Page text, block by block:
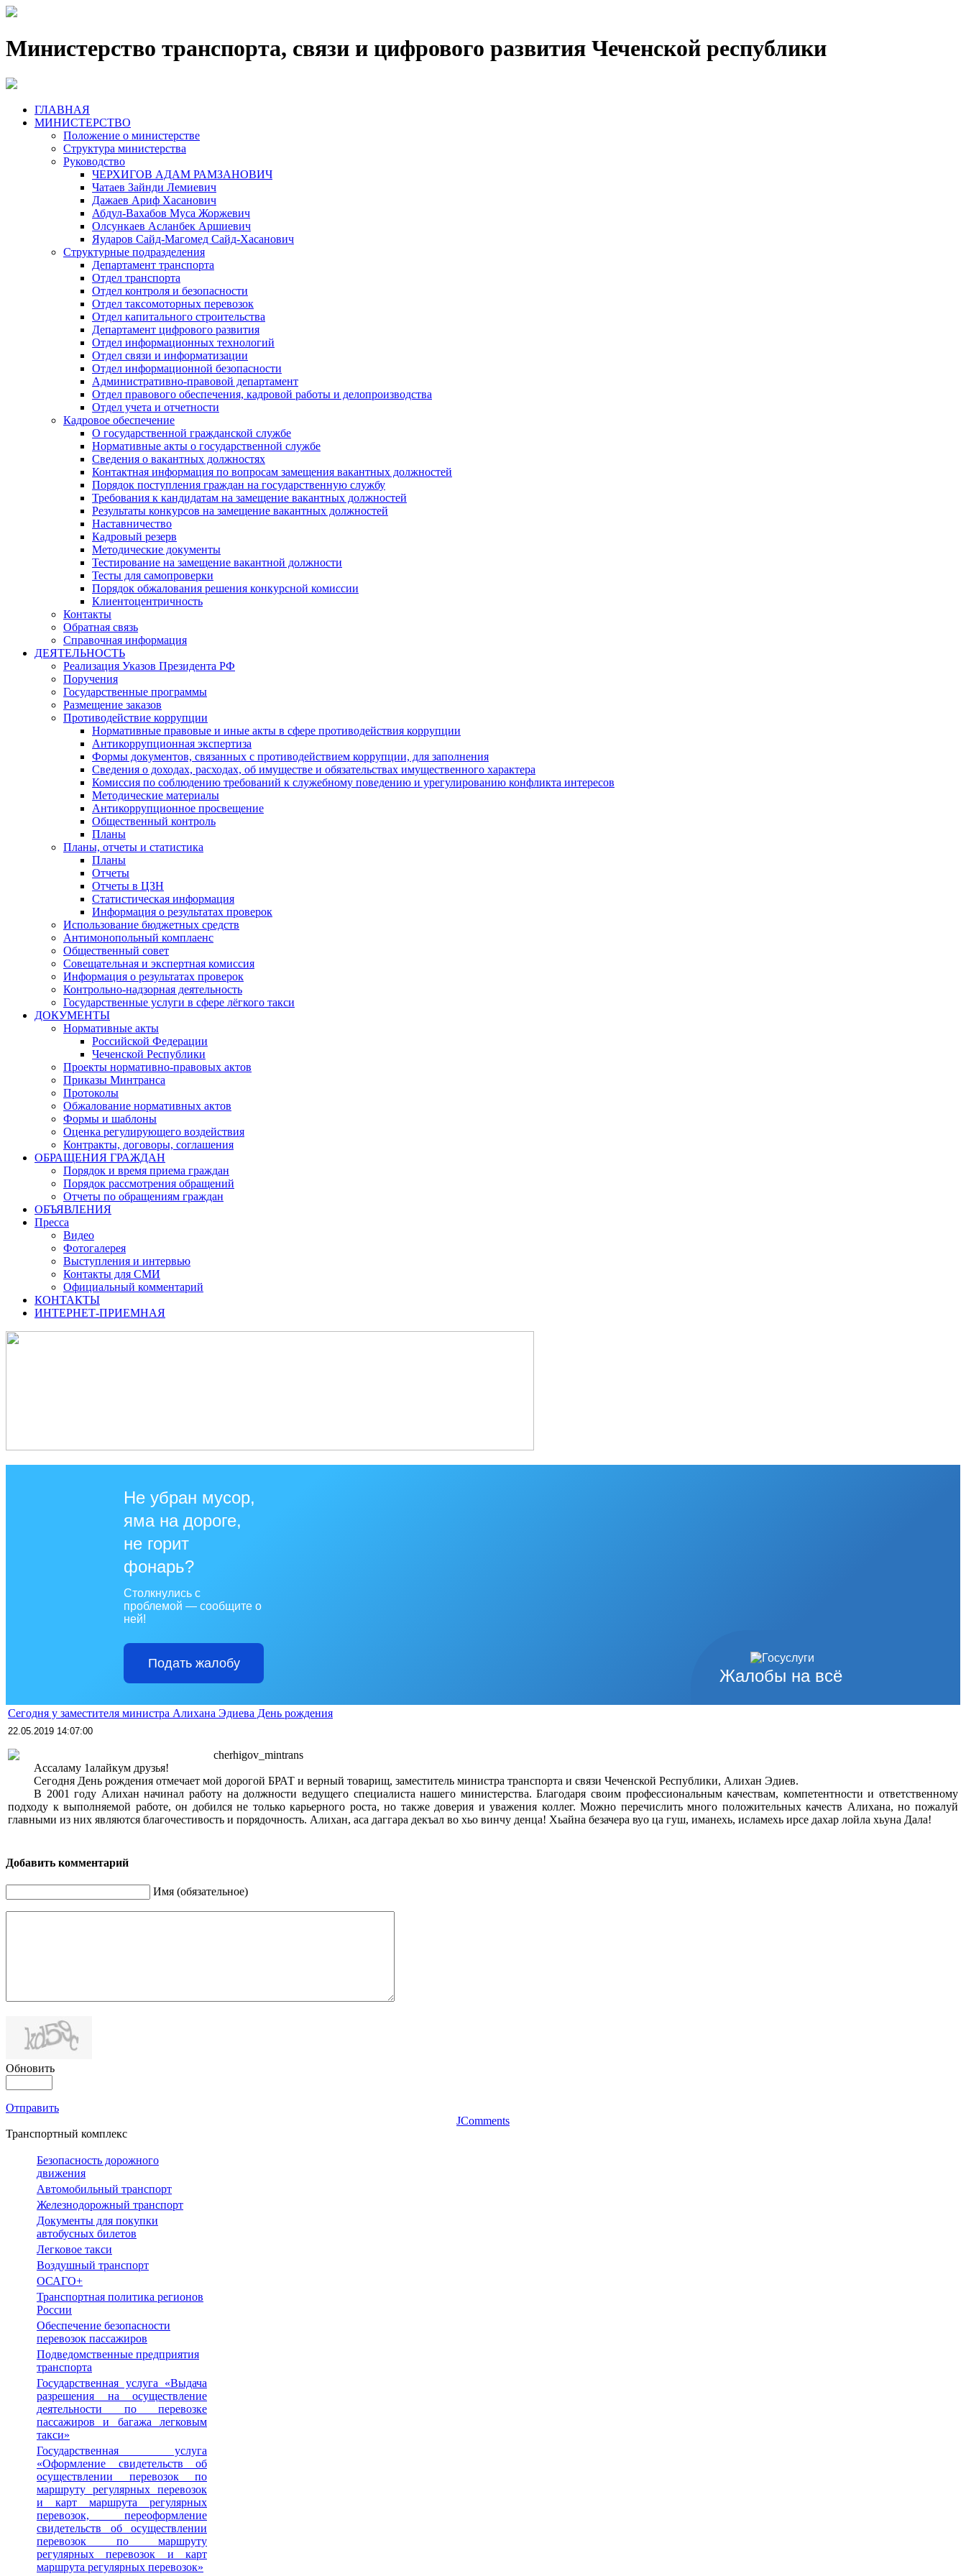
Министерство транспорта, связи и цифрового развития Чеченской республики
ГЛАВНАЯ
МИНИСТЕРСТВО
Положение о министерстве
Структура министерства
Руководство
ЧЕРХИГОВ АДАМ РАМЗАНОВИЧ
Чатаев Зайнди Лемиевич
Дажаев Ариф Хасанович
Абдул-Вахабов Муса Жоржевич
Олсункаев Асланбек Аршиевич
Яударов Сайд-Магомед Сайд-Хасанович
Структурные подразделения
Департамент транспорта
Отдел транспорта
Отдел контроля и безопасности
Отдел таксомоторных перевозок
Отдел капитального строительства
Департамент цифрового развития
Отдел информационных технологий
Отдел связи и информатизации
Отдел информационной безопасности
Административно-правовой департамент
Отдел правового обеспечения, кадровой работы и делопроизводства
Отдел учета и отчетности
Кадровое обеспечение
О государственной гражданской службе
Нормативные акты о государственной службе
Сведения о вакантных должностях
Контактная информация по вопросам замещения вакантных должностей
Порядок поступления граждан на государственную службу
Требования к кандидатам на замещение вакантных должностей
Результаты конкурсов на замещение вакантных должностей
Наставничество
Кадровый резерв
Методические документы
Тестирование на замещение вакантной должности
Тесты для самопроверки
Порядок обжалования решения конкурсной комиссии
Клиентоцентричность
Контакты
Обратная связь
Справочная информация
ДЕЯТЕЛЬНОСТЬ
Реализация Указов Президента РФ
Поручения
Государственные программы
Размещение заказов
Противодействие коррупции
Нормативные правовые и иные акты в сфере противодействия коррупции
Антикоррупционная экспертиза
Формы документов, связанных с противодействием коррупции, для заполнения
Сведения о доходах, расходах, об имуществе и обязательствах имущественного характера
Комиссия по соблюдению требований к служебному поведению и урегулированию конфликта интересов
Методические материалы
Антикоррупционное просвещение
Общественный контроль
Планы
Планы, отчеты и статистика
Планы
Отчеты
Отчеты в ЦЗН
Статистическая информация
Информация о результатах проверок
Использование бюджетных средств
Антимонопольный комплаенс
Общественный совет
Совещательная и экспертная комиссия
Информация о результатах проверок
Контрольно-надзорная деятельность
Государственные услуги в сфере лёгкого такси
ДОКУМЕНТЫ
Нормативные акты
Российской Федерации
Чеченской Республики
Проекты нормативно-правовых актов
Приказы Минтранса
Протоколы
Обжалование нормативных актов
Формы и шаблоны
Оценка регулирующего воздействия
Контракты, договоры, соглашения
ОБРАЩЕНИЯ ГРАЖДАН
Порядок и время приема граждан
Порядок рассмотрения обращений
Отчеты по обращениям граждан
ОБЪЯВЛЕНИЯ
Пресса
Видео
Фотогалерея
Выступления и интервью
Контакты для СМИ
Официальный комментарий
КОНТАКТЫ
ИНТЕРНЕТ-ПРИЕМНАЯ
Жалобы на всё
Не убран мусор,
яма на дороге,
не горит
фонарь?
Столкнулись с
проблемой — сообщите о
ней!
Подать жалобу
Сегодня у заместителя министра Алихана Эдиева День рождения
22.05.2019 14:07:00
cherhigov_mintrans
Ассаламу 1алайкум друзья!
Сегодня День рождения отмечает мой дорогой БРАТ и верный товарищ, заместитель министра транспорта и связи Чеченской Республики, Алихан Эдиев.
В 2001 году Алихан начинал работу на должности ведущего специалиста нашего министерства. Благодаря своим профессиональным качествам, компетентности и ответственному
подходу к выполняемой работе, он добился не только карьерного роста, но также доверия и уважения коллег. Можно перечислить много положительных качеств Алихана, но пожалуй
главными из них являются благочестивость и порядочность. Алихан, аса даггара декъал во хьо винчу денца! Хьайна безачера вуо ца гуш, иманехь, исламехь ирсе дахар лойла хьуна Дала!
Добавить комментарий
Имя (обязательное)
Обновить
Отправить
JComments
Транспортный комплекс
Безопасность дорожного
движения
Автомобильный транспорт
Железнодорожный транспорт
Документы для покупки
автобусных билетов
Легковое такси
Воздушный транспорт
ОСАГО+
Транспортная политика регионов
России
Обеспечение безопасности
перевозок пассажиров
Подведомственные предприятия
транспорта
Государственная услуга «Выдача
разрешения на осуществление
деятельности по перевозке
пассажиров и багажа легковым
такси»
Государственная услуга
«Оформление свидетельств об
осуществлении перевозок по
маршруту регулярных перевозок
и карт маршрута регулярных
перевозок, переоформление
свидетельств об осуществлении
перевозок по маршруту
регулярных перевозок и карт
маршрута регулярных перевозок»